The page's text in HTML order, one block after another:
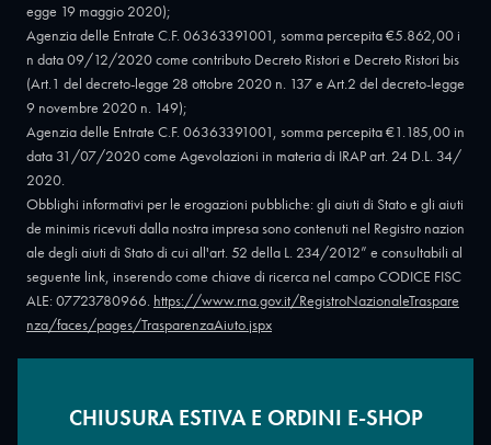
egge 19 maggio 2020);
Agenzia delle Entrate C.F. 06363391001, somma percepita €5.862,00 i
n data 09/12/2020 come contributo Decreto Ristori e Decreto Ristori bis
(Art.1 del decreto-legge 28 ottobre 2020 n. 137 e Art.2 del decreto-legge
9 novembre 2020 n. 149);
Agenzia delle Entrate C.F. 06363391001, somma percepita €1.185,00 in
data 31/07/2020 come Agevolazioni in materia di IRAP art. 24 D.L. 34/
2020.
Obblighi informativi per le erogazioni pubbliche: gli aiuti di Stato e gli aiuti
de minimis ricevuti dalla nostra impresa sono contenuti nel Registro nazion
ale degli aiuti di Stato di cui all'art. 52 della L. 234/2012” e consultabili al
seguente link, inserendo come chiave di ricerca nel campo CODICE FISC
ALE: 07723780966. https://www.rna.gov.it/RegistroNazionaleTraspare
nza/faces/pages/TrasparenzaAiuto.jspx
Copyright © 2026 - Oreficeria Enrico Sali Conti e C. snc - Partita IVA
CHIUSURA ESTIVA E ORDINI E-SHOP